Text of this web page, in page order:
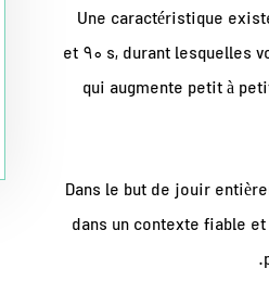
Une caractéristique
et 90 s, durant lesquelles
qui augmente petit à
Dans le but de jouir
dans un contexte fiable